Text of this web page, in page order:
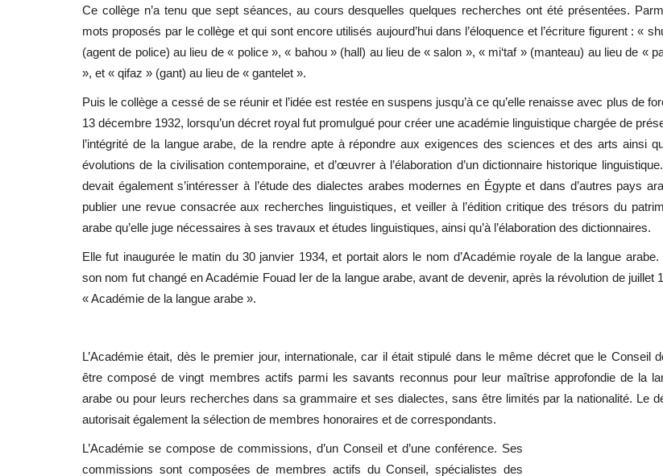
Ce collège n’a tenu que sept séances, au cours desquelles quelques recherches ont été présentées.
mots proposés par le collège et qui sont encore utilisés aujourd’hui dans l’éloquence et l’écriture figurent : «
(agent de police) au lieu de « police », « bahou » (hall) au lieu de « salon », « mi‘taf » (manteau) au lieu de «
», et « qifaz » (gant) au lieu de « gantelet ».
Puis le collège a cessé de se réunir et l’idée est restée en suspens jusqu’à ce qu’elle renaisse avec plus de
13 décembre 1932, lorsqu’un décret royal fut promulgué pour créer une académie linguistique chargée de
l’intégrité de la langue arabe, de la rendre apte à répondre aux exigences des sciences et des arts ainsi
évolutions de la civilisation contemporaine, et d’œuvrer à l’élaboration d’un dictionnaire historique
devait également s’intéresser à l’étude des dialectes arabes modernes en Égypte et dans d’autres pays
publier une revue consacrée aux recherches linguistiques, et veiller à l’édition critique des trésors du
arabe qu’elle juge nécessaires à ses travaux et études linguistiques, ainsi qu’à l’élaboration des dictionnaires.
Elle fut inaugurée le matin du 30 janvier 1934, et portait alors le nom d’Académie royale de la langue arabe.
son nom fut changé en Académie Fouad Ier de la langue arabe, avant de devenir, après la révolution de juillet
« Académie de la langue arabe ».
L’Académie était, dès le premier jour, internationale, car il était stipulé dans le même décret que le Conseil
être composé de vingt membres actifs parmi les savants reconnus pour leur maîtrise approfondie de la
arabe ou pour leurs recherches dans sa grammaire et ses dialectes, sans être limités par la nationalité. Le
autorisait également la sélection de membres honoraires et de correspondants.
L’Académie se compose de commissions, d’un Conseil et d’une conférence. Ses
commissions sont composées de membres actifs du Conseil, spécialistes des